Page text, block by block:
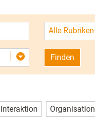
Alle Rubriken
Finden
Interaktion Organisation